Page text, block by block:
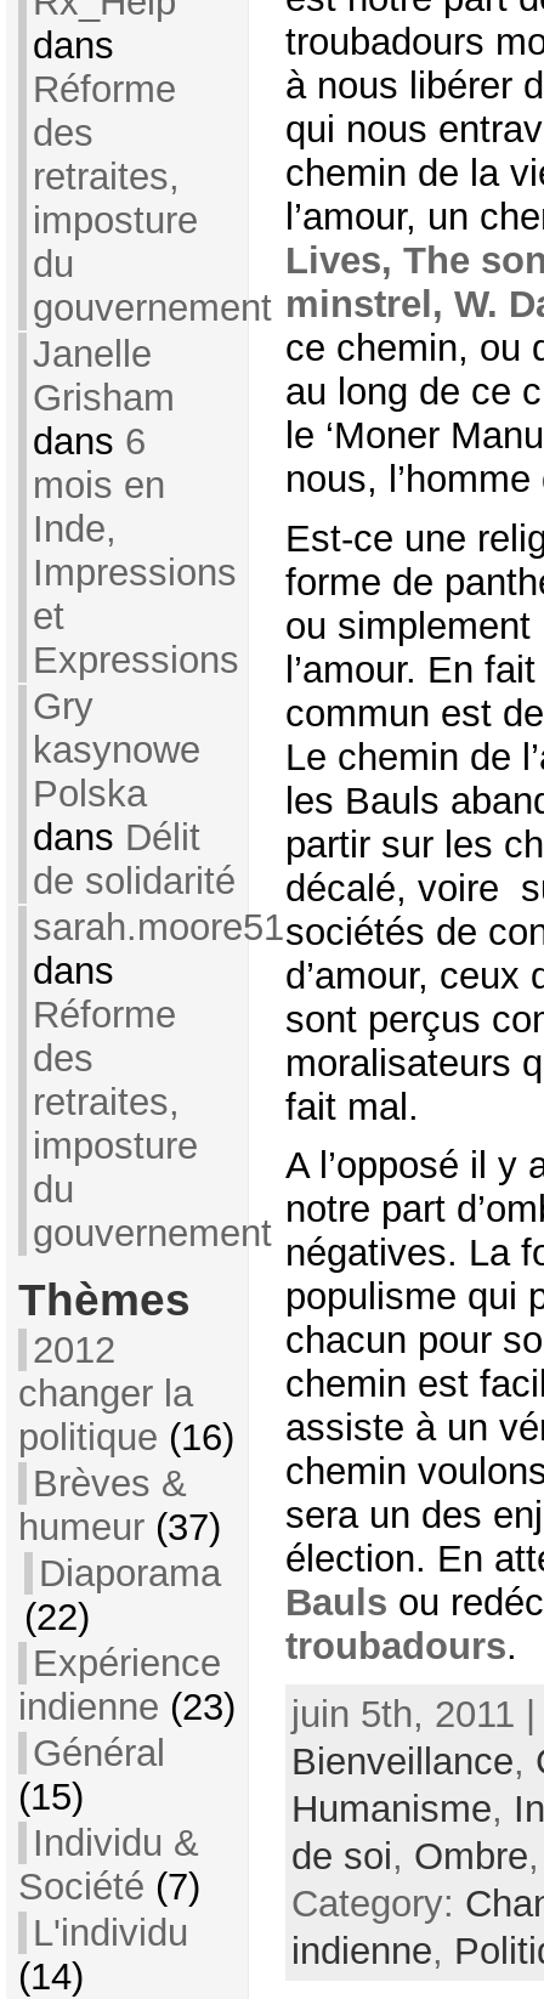
dans
Réforme
des
retraites,
imposture
du
gouvernement
Janelle
Grisham
dans 6
mois en
Inde,
Impressions
et
Expressions
Gry
kasynowe
Polska
dans Délit
de solidarité
sarah.moore51
dans
Réforme
des
retraites,
imposture
du
gouvernement
Thèmes
2012
changer la
politique (16)
Brèves &
humeur(37)
Diaporama
(22)
Expérience
indienne (23)
Général
(15)
Individu &
Société (7)
L'individu
(14)
troubadours
à nous libérer
qui nous
chemin de la
l’amour, un
Lives, The
minstrel, W.
ce chemin, ou
au long de ce
le ‘Moner
nous,
Est-ce une
forme de
ou
l’amour. En
commun est
Le chemin de
les Bauls
partir sur les
décalé, voire
sociétés de
d’amour, ceux
sont perçus
moralisateurs
fait mal.
A l’opposé il y
notre part
négatives. La
populisme qui
chacun pour
chemin est
assiste à un
chemin
sera un des
élection. En
Bauls ou
troubadours.
juin 5th, 2011
Bienveillance,
Humanisme,
de soi, Ombre
Category:
indienne,